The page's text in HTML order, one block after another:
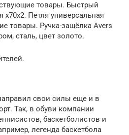
товары. Быстрый
x70x2. Петля универсальная
товары. Ручка-защёлка Avers
сталь, цвет золото.
свои силы еще и в
Так, в обуви компании
баскетболистов и
легенда баскетбола